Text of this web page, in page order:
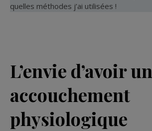
quelles méthodes j’ai utilisées !
L’envie d’avoir un
accouchement
physiologique